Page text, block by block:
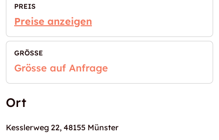
PREIS
Preise anzeigen
GRÖSSE
Grösse auf Anfrage
Ort
Kesslerweg 22, 48155 Münster